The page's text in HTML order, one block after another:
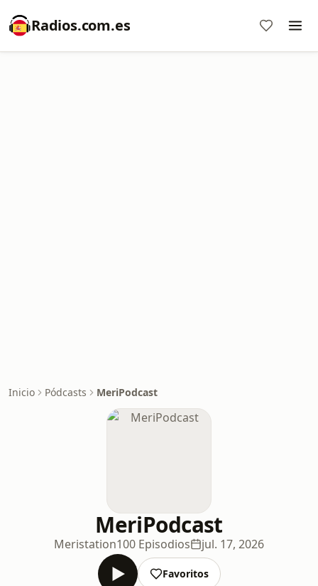
Radios.com.es
Inicio Pódcasts MeriPodcast
MeriPodcast
Meristation100 Episodios jul. 17, 2026
Favoritos